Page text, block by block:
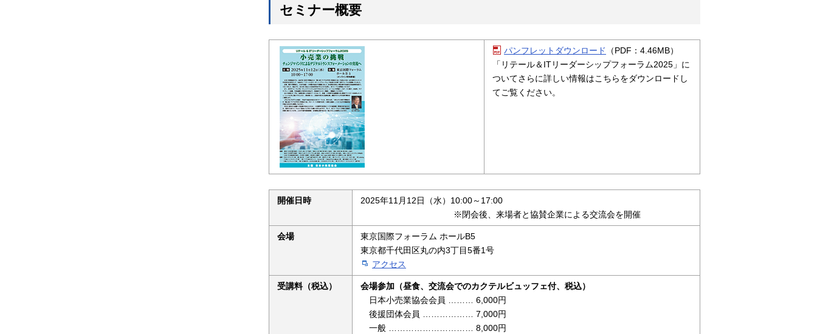
セミナー概要
パンフレットダウンロード
（PDF：4.46MB）
「リテール＆ITリーダーシップフォーラム2025」に
ついてさらに詳しい情報はこちらをダウンロードし
てご覧ください。
開催日時
2025年11月12日（水）10:00～17:00
※閉会後、来場者と協賛企業による交流会を開催
会場
東京国際フォーラム ホールB5
東京都千代田区丸の内3丁目5番1号
アクセス
受講料（税込）
会場参加（昼食、交流会でのカクテルビュッフェ付、税込）
日本小売業協会会員 ……… 6,000円
後援団体会員 ……………… 7,000円
一般 ………………………… 8,000円